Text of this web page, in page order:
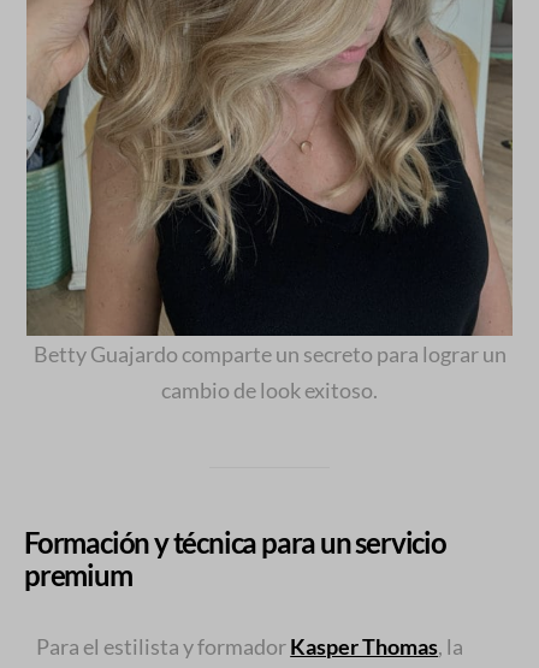
Betty Guajardo comparte un secreto para lograr un
cambio de look exitoso.
Formación y técnica para un servicio
premium
Para el estilista y formadorKasper Thomas, la